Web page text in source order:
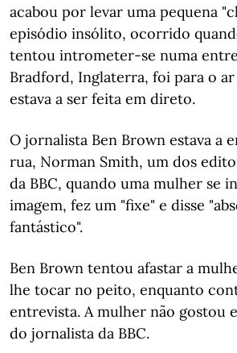
acabou por levar uma pequena
episódio insólito, ocorrido
tentou intrometer-se numa
Bradford, Inglaterra, foi para o ar
estava a ser feita em direto.
O jornalista Ben Brown estava a
rua, Norman Smith, um dos
da BBC, quando uma mulher se
imagem, fez um "fixe" e disse
fantástico".
Ben Brown tentou afastar a
lhe tocar no peito, enquanto
entrevista. A mulher não gostou
do jornalista da BBC.